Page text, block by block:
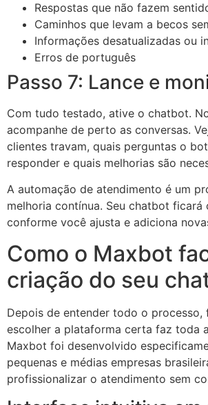
Respostas que não fazem
Caminhos que levam a becos
Informações desatualizadas ou
Erros de português
Passo 7: Lance e
Com tudo testado, ative o chatbot.
acompanhe de perto as conversas.
clientes travam, quais perguntas o
responder e quais melhorias são
A automação de atendimento é um
melhoria contínua. Seu chatbot ficará
conforme você ajusta e adiciona
Como o Maxbot
criação do seu
Depois de entender todo o processo,
escolher a plataforma certa faz toda
Maxbot foi desenvolvido
pequenas e médias empresas
profissionalizar o atendimento sem